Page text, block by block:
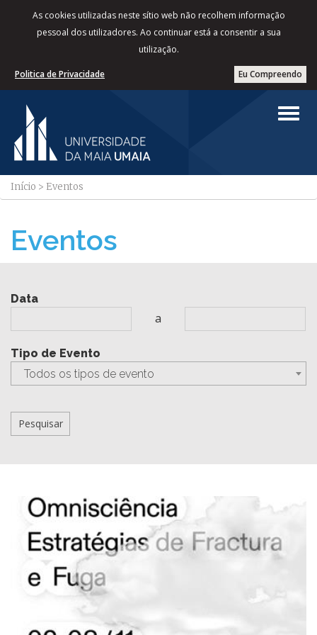
As cookies utilizadas neste sítio web não recolhem informação
pessoal dos utilizadores. Ao continuar está a consentir a sua
utilização.
Eu Compreendo
Politica de Privacidade
Início > Eventos
Eventos
Data
a
Tipo de Evento
Todos os tipos de evento